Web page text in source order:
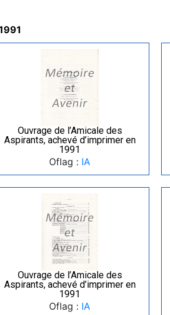
Ouvrage de l’Amicale des
Aspirants, achevé d’imprimer en
1991
Oflag : IA
Ouvrage de l’Amicale des
Aspirants, achevé d’imprimer en
1991
Oflag : IA